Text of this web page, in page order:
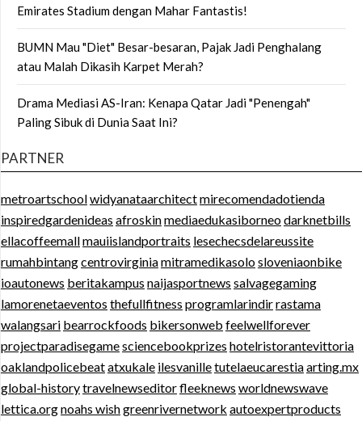
Emirates Stadium dengan Mahar Fantastis!
BUMN Mau "Diet" Besar-besaran, Pajak Jadi Penghalang
atau Malah Dikasih Karpet Merah?
Drama Mediasi AS-Iran: Kenapa Qatar Jadi "Penengah"
Paling Sibuk di Dunia Saat Ini?
PARTNER
metroartschoolwidyanataarchitectmirecomendadotienda
inspiredgardenideas afroskinmediaedukasiborneodarknetbills
ellacoffeemallmauiislandportraits lesechecsdelareussite
rumahbintangcentrovirginiamitramedikasolosloveniaonbike
ioautonews beritakampus naijasportnews salvagegaming
lamorenetaeventos thefullfitness programlarindirrastama
walangsari bearrockfoods bikersonweb feelwellforever
projectparadisegamesciencebookprizes hotelristorantevittoria
oaklandpolicebeatatxukale ilesvanilletutelaeucarestiaarting.mx
global-historytravelnewseditorfleeknews worldnewswave
lettica.orgnoahs wishgreenrivernetwork autoexpertproducts